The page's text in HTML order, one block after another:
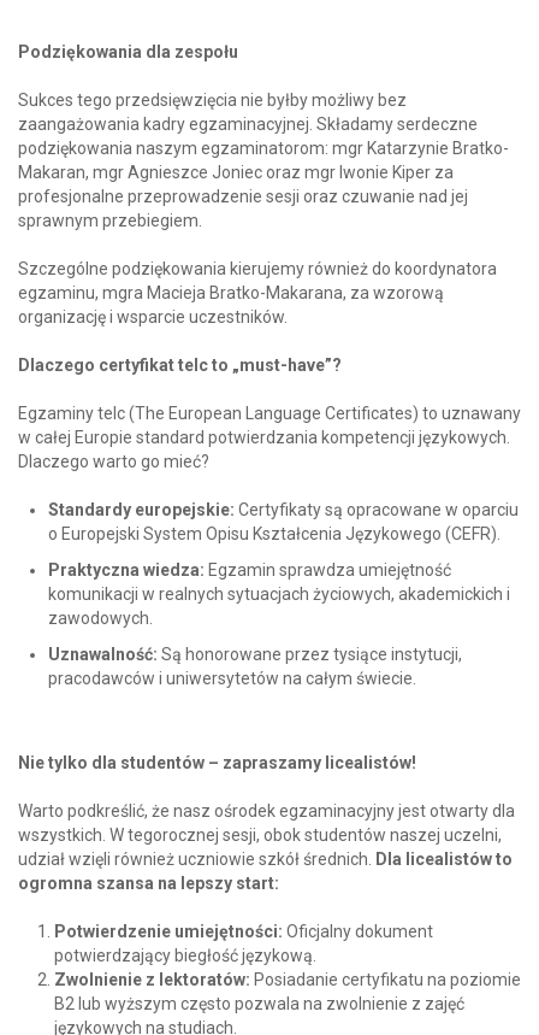
Podziękowania dla zespołu
Sukces tego przedsięwzięcia nie byłby możliwy bez
zaangażowania kadry egzaminacyjnej. Składamy serdeczne
podziękowania naszym egzaminatorom: mgr Katarzynie Bratko-
Makaran, mgr Agnieszce Joniec oraz mgr Iwonie Kiper za
profesjonalne przeprowadzenie sesji oraz czuwanie nad jej
sprawnym przebiegiem.
Szczególne podziękowania kierujemy również do koordynatora
egzaminu, mgra Macieja Bratko-Makarana, za wzorową
organizację i wsparcie uczestników.
Dlaczego certyfikat telc to „must-have”?
Egzaminy telc (The European Language Certificates) to uznawany
w całej Europie standard potwierdzania kompetencji językowych.
Dlaczego warto go mieć?
Standardy europejskie: Certyfikaty są opracowane w oparciu
o Europejski System Opisu Kształcenia Językowego (CEFR).
Praktyczna wiedza: Egzamin sprawdza umiejętność
komunikacji w realnych sytuacjach życiowych, akademickich i
zawodowych.
Uznawalność: Są honorowane przez tysiące instytucji,
pracodawców i uniwersytetów na całym świecie.
Nie tylko dla studentów – zapraszamy licealistów!
Warto podkreślić, że nasz ośrodek egzaminacyjny jest otwarty dla
wszystkich. W tegorocznej sesji, obok studentów naszej uczelni,
udział wzięli również uczniowie szkół średnich.
Dla licealistów to
ogromna szansa na lepszy start:
Potwierdzenie umiejętności: Oficjalny dokument
potwierdzający biegłość językową.
Zwolnienie z lektoratów: Posiadanie certyfikatu na poziomie
B2 lub wyższym często pozwala na zwolnienie z zajęć
językowych na studiach.